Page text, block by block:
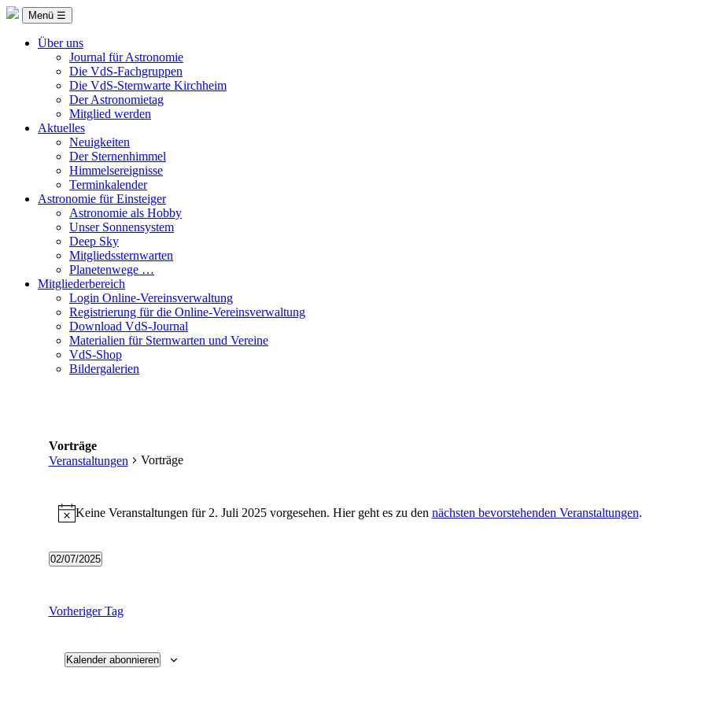
Menü ☰
Über uns
Journal für Astronomie
Die VdS-Fachgruppen
Die VdS-Sternwarte Kirchheim
Der Astronomietag
Mitglied werden
Aktuelles
Neuigkeiten
Der Sternenhimmel
Himmelsereignisse
Terminkalender
Astronomie für Einsteiger
Astronomie als Hobby
Unser Sonnensystem
Deep Sky
Mitgliedssternwarten
Planetenwege …
Mitgliederbereich
Login Online-Vereinsverwaltung
Registrierung für die Online-Vereinsverwaltung
Download VdS-Journal
Materialien für Sternwarten und Vereine
VdS-Shop
Bildergalerien
Vorträge
Veranstaltungen
Vorträge
für
Juli
Hinweis
Keine Veranstaltungen für 2. Juli 2025 vorgesehen. Hier geht es zu den nächsten bevorstehenden Veranstaltungen.
02/07/2025
Vorheriger Tag
Kalender abonnieren